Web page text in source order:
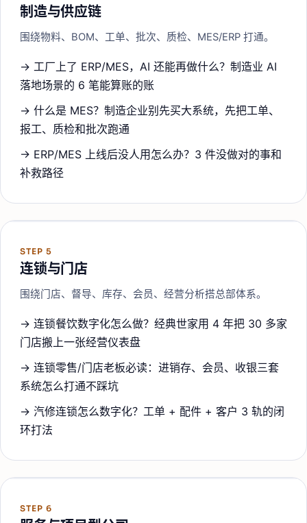
制造与供应链
围绕物料、BOM、工单、批次、质检、MES/ERP 打通。
→ 工厂上了 ERP/MES，AI 还能再做什么？制造业 AI
落地场景的 6 笔能算账的账
→ 什么是 MES？制造企业别先买大系统，先把工单、
报工、质检和批次跑通
→ ERP/MES 上线后没人用怎么办？3 件没做对的事和
补救路径
STEP 5
连锁与门店
围绕门店、督导、库存、会员、经营分析搭总部体系。
→ 连锁餐饮数字化怎么做？经典世家用 4 年把 30 多家
门店搬上一张经营仪表盘
→ 连锁零售/门店老板必读：进销存、会员、收银三套
系统怎么打通不踩坑
→ 汽修连锁怎么数字化？工单 + 配件 + 客户 3 轨的闭
环打法
STEP 6